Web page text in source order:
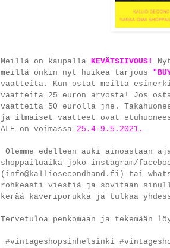
Meillä on kaupalla KEVÄTSIIVOUS!
meillä onkin nyt huikea tarjous
vaatteita. Kun ostat meiltä
vaatteita 25 euron arvosta! Jos
vaatteita 50 eurolla jne.
ja ilmaiset vaatteet ovat
ALE on voimassa 25.4-9.5.2021.
Olemme edelleen auki ainoastaan
shoppailuaika joko instagram/
(info@kalliosecondhand.fi) tai
rohkeasti viestiä ja sovitaan
kerää kaveriporukka ja tulkaa
Tervetuloa penkomaan ja tekemään
#vintageshopsinhelsinki